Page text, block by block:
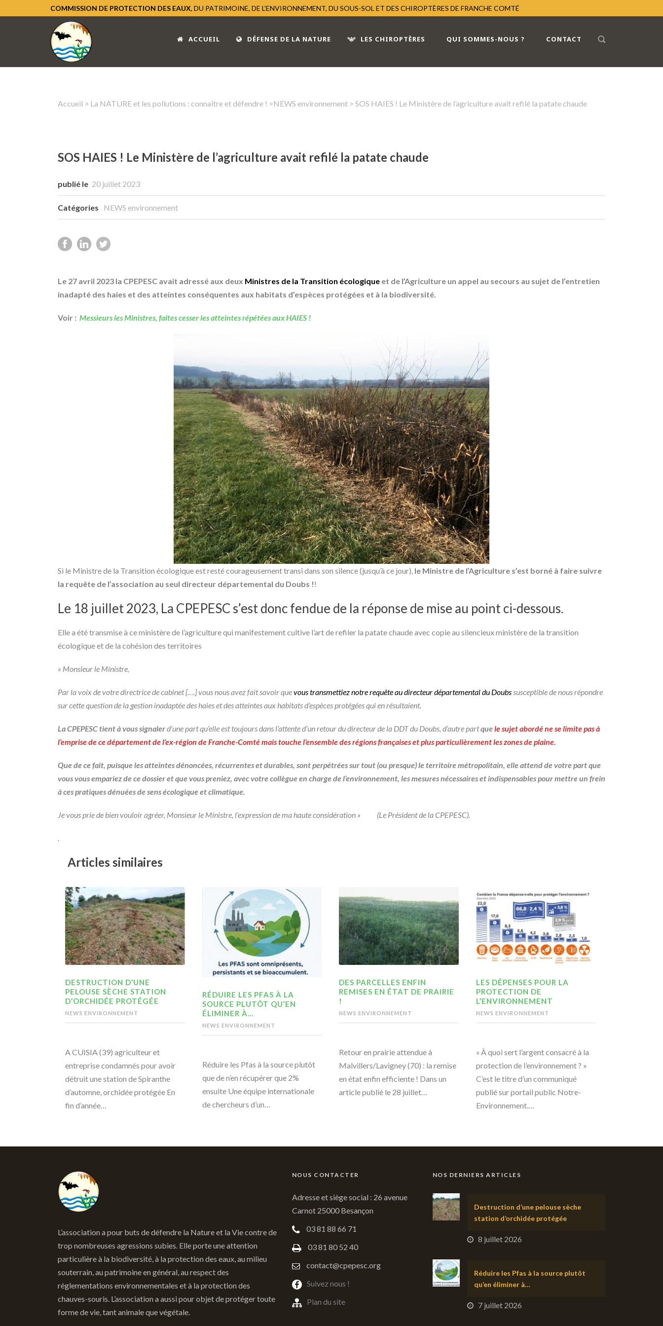
COMMISSION DE PROTECTION DES EAUX, DU PATRIMOINE, DE L'ENVIRONNEMENT, DU SOUS-SOL ET DES CHIROPTÈRES DE FRANCHE COMTÉ
ACCUEIL DÉFENSE DE LA NATURE LES CHIROPTÈRES QUI SOMMES-NOUS ? CONTACT
Accueil > La NATURE et les pollutions : connaître et défendre ! >NEWS environnement > SOS HAIES ! Le Ministère de l’agriculture avait refilé la patate chaude
SOS HAIES ! Le Ministère de l’agriculture avait refilé la patate chaude
publié le 20 juillet 2023
Catégories NEWS environnement
Le 27 avril 2023 la CPEPESC avait adressé aux deux Ministres de la Transition écologique et de l’Agriculture un appel au secours au sujet de l’entretien
inadapté des haies et des atteintes conséquentes aux habitats d’espèces protégées et à la biodiversité.
Voir : Messieurs les Ministres, faites cesser les atteintes répétées aux HAIES !
Si le Ministre de la Transition écologique est resté courageusement transi dans son silence (jusqu’à ce jour), le Ministre de l’Agriculture s’est borné à faire suivre
la requête de l’association au seul directeur départemental du Doubs !!
Le 18 juillet 2023, La CPEPESC s’est donc fendue de la réponse de mise au point ci-dessous.
Elle a été transmise à ce ministère de l’agriculture qui manifestement cultive l’art de refiler la patate chaude avec copie au silencieux ministère de la transition
écologique et de la cohésion des territoires
« Monsieur le Ministre,
Par la voix de votre directrice de cabinet [….] vous nous avez fait savoir quevous transmettiez notre requête au directeur départemental du Doubssusceptible de nous répondre
sur cette question de la gestion inadaptée des haies et des atteintes aux habitats d’espèces protégées qui en résultaient.
La CPEPESC tient à vous signalerd’une part qu’elle est toujours dans l’attente d’un retour du directeur de la DDT du Doubs, d’autre partquele sujet abordé ne se limite pas à
l’emprise de ce département de l’ex-région de Franche-Comté mais touche l’ensemble des régions françaises et plus particulièrement les zones de plaine.
Que de ce fait, puisque les atteintes dénoncées, récurrentes et durables, sont perpétrées sur tout (ou presque) le territoire métropolitain, elle attend de votre part que
vous vous empariez de ce dossier et que vous preniez, avec votre collègue en charge de l’environnement, les mesuresnécessaires et indispensables pour mettre un frein
à ces pratiques dénuées de sens écologique et climatique.
Je vous prie de bien vouloir agréer, Monsieur le Ministre, l’expression de ma haute considération » (Le Président de la CPEPESC).
.
Articles similaires
DESTRUCTION D’UNE
PELOUSE SÈCHE STATION
D’ORCHIDÉE PROTÉGÉE
NEWS ENVIRONNEMENT
A CUISIA (39) agriculteur et
entreprise condamnés pour avoir
détruit une station de Spiranthe
d’automne, orchidée protégée En
fin d’année…
RÉDUIRE LES PFAS À LA
SOURCE PLUTÔT QU’EN
ÉLIMINER À…
NEWS ENVIRONNEMENT
Réduire les Pfas à la source plutôt
que de n’en récupérer que 2%
ensuite Une équipe internationale
de chercheurs d’un…
DES PARCELLES ENFIN
REMISES EN ÉTAT DE PRAIRIE
!
NEWS ENVIRONNEMENT
Retour en prairie attendue à
Malvillers/Lavigney (70) : la remise
en état enfin efficiente ! Dans un
article publié le 28 juillet…
LES DÉPENSES POUR LA
PROTECTION DE
L’ENVIRONNEMENT
NEWS ENVIRONNEMENT
« À quoi sert l’argent consacré à la
protection de l’environnement ? »
C’est le titre d’un communiqué
publié sur portail public Notre-
Environnement.…
L’association a pour buts de défendre la Nature et la Vie contre de
trop nombreuses agressions subies. Elle porte une attention
particulière à la biodiversité, à la protection des eaux, au milieu
souterrain, au patrimoine en général, au respect des
réglementations environnementales et à la protection des
chauves-souris. L’association a aussi pour objet de protéger toute
forme de vie, tant animale que végétale.
NOUS CONTACTER
Adresse et siège social : 26 avenue
Carnot 25000 Besançon
03 81 88 66 71
03 81 80 52 40
contact@cpepesc.org
Suivez nous !
Plan du site
NOS DERNIERS ARTICLES
Destruction d’une pelouse sèche
station d’orchidée protégée
8 juillet 2026
Réduire les Pfas à la source plutôt
qu’en éliminer à…
7 juillet 2026